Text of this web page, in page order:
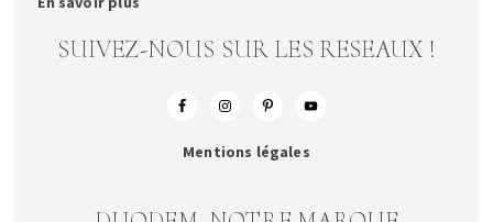
SUIVEZ-NOUS SUR LES RESEAUX !
Mentions légales